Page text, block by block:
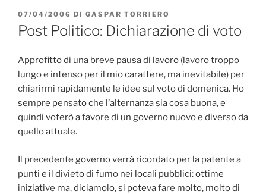
PUBBLICATO
IL
07/04/2006 DI GASPAR TORRIERO
Post Politico: Dichiarazione di voto
Approfitto di una breve pausa di lavoro (lavoro troppo
lungo e intenso per il mio carattere, ma inevitabile) per
chiarirmi rapidamente le idee sul voto di domenica. Ho
sempre pensato che l’alternanza sia cosa buona, e
quindi voterò a favore di un governo nuovo e diverso da
quello attuale.
Il precedente governo verrà ricordato per la patente a
punti e il divieto di fumo nei locali pubblici: ottime
iniziative ma, diciamolo, si poteva fare molto, molto di